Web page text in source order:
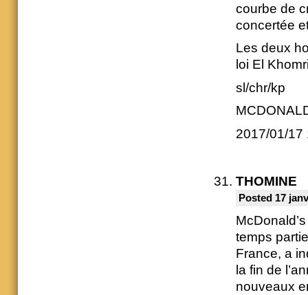
courbe de
concertée
Les deux
loi El
sl/chr/kp
2017/01/17
THOMINE
Posted 17
temps
France, a
la fin de
nouveaux